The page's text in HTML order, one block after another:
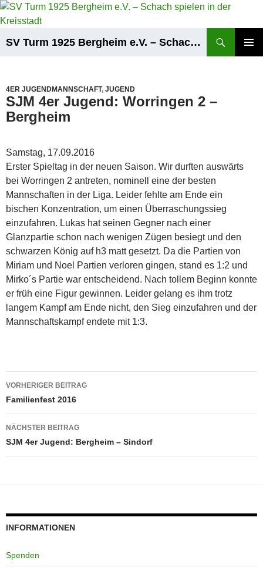
Zum
Inhalt
SV Turm 1925 Bergheim e.V. – Schach spielen in der Kreisstadt
4ER JUGENDMANNSCHAFT, JUGEND
SJM 4er Jugend: Worringen 2 –
Bergheim
Samstag, 17.09.2016
Erster Spieltag in der neuen Saison. Wir durften auswärts
bei Worringen 2 antreten, nominell eine der besten
Mannschaften in der Liga. Leider fehlte am Ende ein
bischen Konzentration, um einen Überraschungssieg
einzufahren. Lukas hat seinen Gegner nach einer
Glanzpartie schon nach wenigen Zügen besiegt und den
schwarzen König auf h3 matt gesetzt. Da die Partien von
Miriam und Noel Partien verloren gingen, stand es 1:2 und
Mirko´s Partie war entscheidend. Nach tollem Beginn konnte
er früh eine Figur gewinnen. Leider gelang es ihm trotz
langem Kampf am Ende nicht, den Sieg einzufahren und der
Mannschaftskampf endete mit 1:3.
Beitragsnavigation
VORHERIGER BEITRAG
Familienfest 2016
NÄCHSTER BEITRAG
SJM 4er Jugend: Bergheim – Sindorf
INFORMATIONEN
Spenden